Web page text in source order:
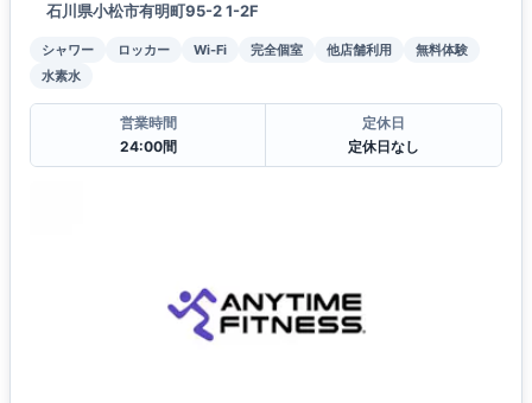
石川県小松市有明町95-2 1-2F
シャワー ロッカー Wi-Fi 完全個室 他店舗利用
無料体験
水素水
営業時間
24:00間
定休日
定休日なし